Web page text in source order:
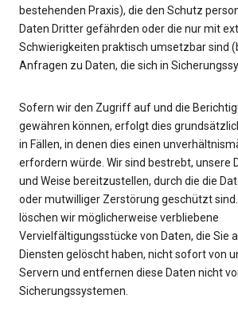
bestehenden Praxis), die den Schutz
Daten Dritter gefährden oder die nur mit
Schwierigkeiten praktisch umsetzbar sind
Anfragen zu Daten, die sich in
Sofern wir den Zugriff auf und die
gewähren können, erfolgt dies
in Fällen, in denen dies einen
erfordern würde. Wir sind bestrebt, unsere
und Weise bereitzustellen, durch die die
oder mutwilliger Zerstörung geschützt
löschen wir möglicherweise verbliebene
Vervielfältigungsstücke von Daten, die Sie
Diensten gelöscht haben, nicht sofort von
Servern und entfernen diese Daten nicht
Sicherungssystemen.